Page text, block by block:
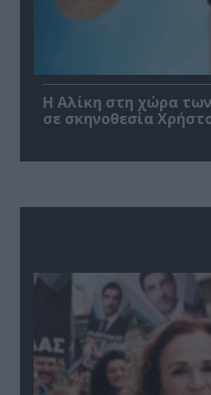
Η Αλίκη στη χώρα
σε σκηνοθεσία